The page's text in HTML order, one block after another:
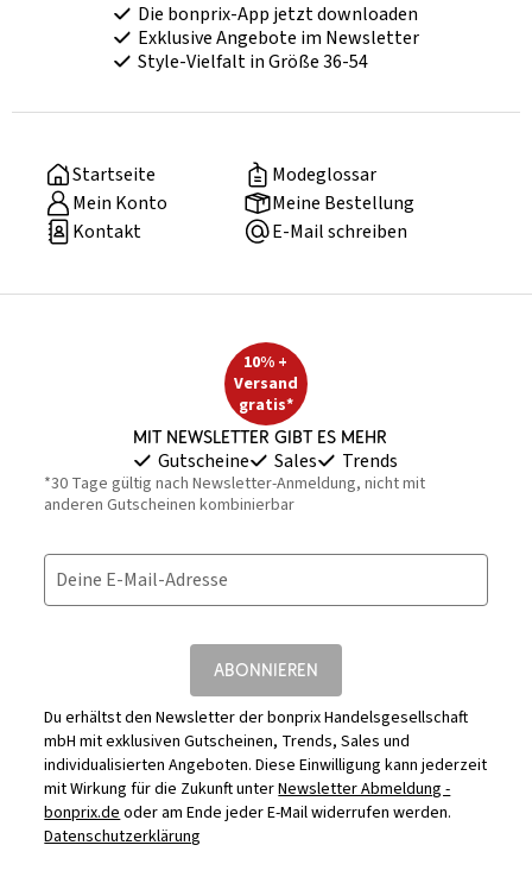
Die bonprix-App jetzt downloaden
Exklusive Angebote im Newsletter
Style-Vielfalt in Größe 36-54
Startseite
Modeglossar
Mein Konto
Meine Bestellung
Kontakt
E-Mail schreiben
10% +
Versand
gratis*
Mit Newsletter gibt es mehr
Gutscheine Sales Trends
*30 Tage gültig nach Newsletter-Anmeldung, nicht mit
anderen Gutscheinen kombinierbar
Deine E-Mail-Adresse
ABONNIEREN
Du erhältst den Newsletter der bonprix Handelsgesellschaft
mbH mit exklusiven Gutscheinen, Trends, Sales und
individualisierten Angeboten. Diese Einwilligung kann jederzeit
mit Wirkung für die Zukunft unterNewsletter Abmeldung -
bonprix.deoder am Ende jeder E-Mail widerrufen werden.
Datenschutzerklärung